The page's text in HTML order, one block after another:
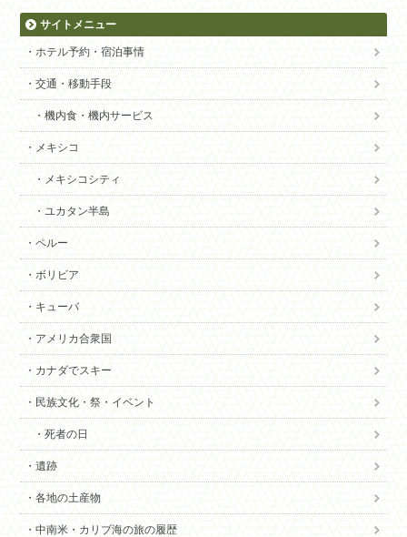
サイトメニュー
ホテル予約・宿泊事情
交通・移動手段
機内食・機内サービス
メキシコ
メキシコシティ
ユカタン半島
ペルー
ボリビア
キューバ
アメリカ合衆国
カナダでスキー
民族文化・祭・イベント
死者の日
遺跡
各地の土産物
中南米・カリブ海の旅の履歴